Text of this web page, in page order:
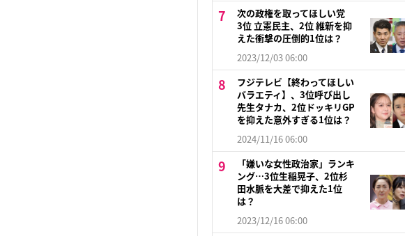
次の政権を取ってほしい党
3位 立憲民主、2位 維新を抑
えた衝撃の圧倒的1位は？
2023/12/03 06:00
フジテレビ【終わってほしい
バラエティ】、3位呼び出し
先生タナカ、2位ドッキリGP
を抑えた意外すぎる1位は？
2024/11/16 06:00
「嫌いな女性政治家」ランキ
ング…3位生稲晃子、2位杉
田水脈を大差で抑えた1位
は？
2023/12/16 06:00